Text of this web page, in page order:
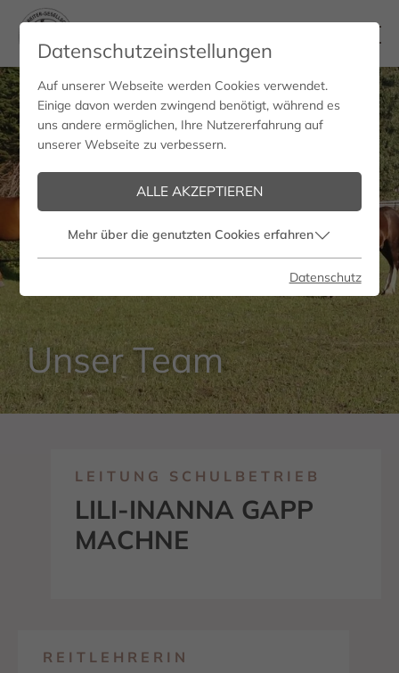
Unser Team
LEITUNG SCHULBETRIEB
LILI-INANNA GAPP
MACHNE
REITLEHRERIN
Datenschutzeinstellungen
Auf unserer Webseite werden Cookies verwendet.
Einige davon werden zwingend benötigt, während es
uns andere ermöglichen, Ihre Nutzererfahrung auf
unserer Webseite zu verbessern.
ALLE AKZEPTIEREN
Mehr über die genutzten Cookies erfahren
Datenschutz